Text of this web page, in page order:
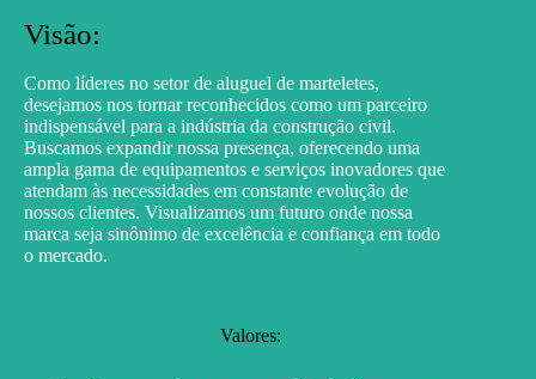
Visão:
Como líderes no setor de aluguel de marteletes,
desejamos nos tornar reconhecidos como um parceiro
indispensável para a indústria da construção civil.
Buscamos expandir nossa presença, oferecendo uma
ampla gama de equipamentos e serviços inovadores que
atendam às necessidades em constante evolução de
nossos clientes. Visualizamos um futuro onde nossa
marca seja sinônimo de excelência e confiança em todo
o mercado.
Valores: